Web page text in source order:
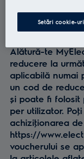
Profită la
Electrolux
Alătură-te
reducere la
aplicabilă numai
un cod de
și poate fi folosit
per utilizator.
achiziţionarea
https://
voucherului se
Setări cookie-uri